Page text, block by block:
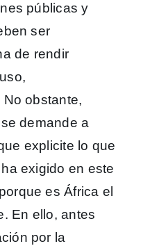
públicas y
ser
de rendir
obstante,
demande a
explicite lo que
exigido en este
es África el
En ello, antes
por la